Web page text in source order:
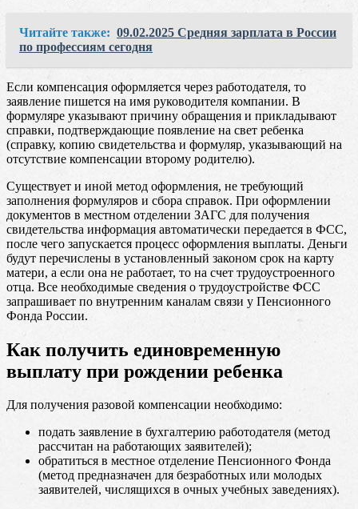
Читайте также: 09.02.2025 Средняя зарплата в России
по профессиям сегодня
Если компенсация оформляется через работодателя, то
заявление пишется на имя руководителя компании. В
формуляре указывают причину обращения и прикладывают
справки, подтверждающие появление на свет ребенка
(справку, копию свидетельства и формуляр, указывающий на
отсутствие компенсации второму родителю).
Существует и иной метод оформления, не требующий
заполнения формуляров и сбора справок. При оформлении
документов в местном отделении ЗАГС для получения
свидетельства информация автоматически передается в ФСС,
после чего запускается процесс оформления выплаты. Деньги
будут перечислены в установленный законом срок на карту
матери, а если она не работает, то на счет трудоустроенного
отца. Все необходимые сведения о трудоустройстве ФСС
запрашивает по внутренним каналам связи у Пенсионного
Фонда России.
Как получить единовременную
выплату при рождении ребенка
Для получения разовой компенсации необходимо:
подать заявление в бухгалтерию работодателя (метод
рассчитан на работающих заявителей);
обратиться в местное отделение Пенсионного Фонда
(метод предназначен для безработных или молодых
заявителей, числящихся в очных учебных заведениях).